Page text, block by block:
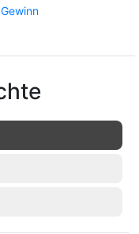
Gewinn